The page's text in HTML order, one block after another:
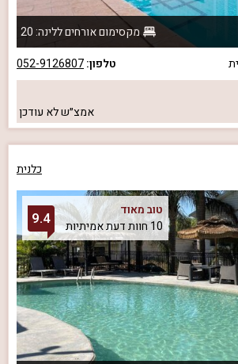
מקסימום אורחים ללינה: 20
טלפון:052-9126807
אמצ״שלא עודכן
כלנית
טוב מאוד
10 חוות דעת אמיתיות
9.4